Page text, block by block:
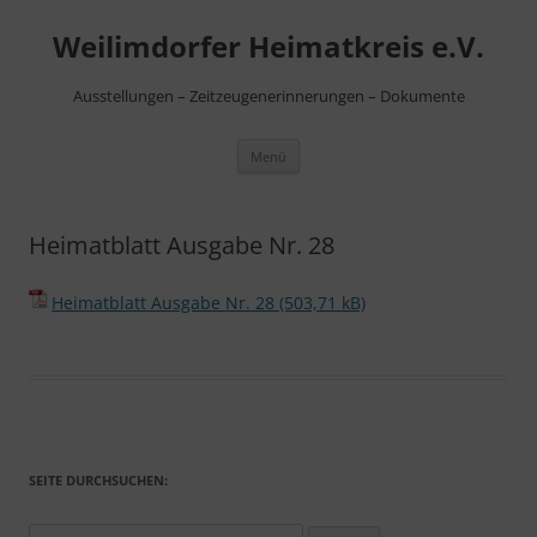
springen
Weilimdorfer Heimatkreis e.V.
Ausstellungen – Zeitzeugenerinnerungen – Dokumente
Menü
Heimatblatt Ausgabe Nr. 28
Heimatblatt Ausgabe Nr. 28
SEITE DURCHSUCHEN: